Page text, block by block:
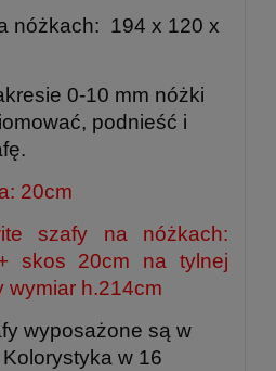
nóżkach: 194 x 120 x
0-10 mm nóżki
podnieść i
20cm
szafy na nóżkach:
skos 20cm na tylnej
wymiar h.214cm
wyposażone są w
w 16